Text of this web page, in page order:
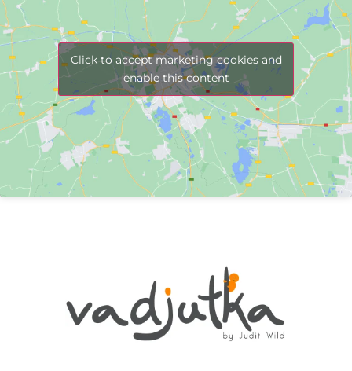
Click to accept marketing cookies and
enable this content